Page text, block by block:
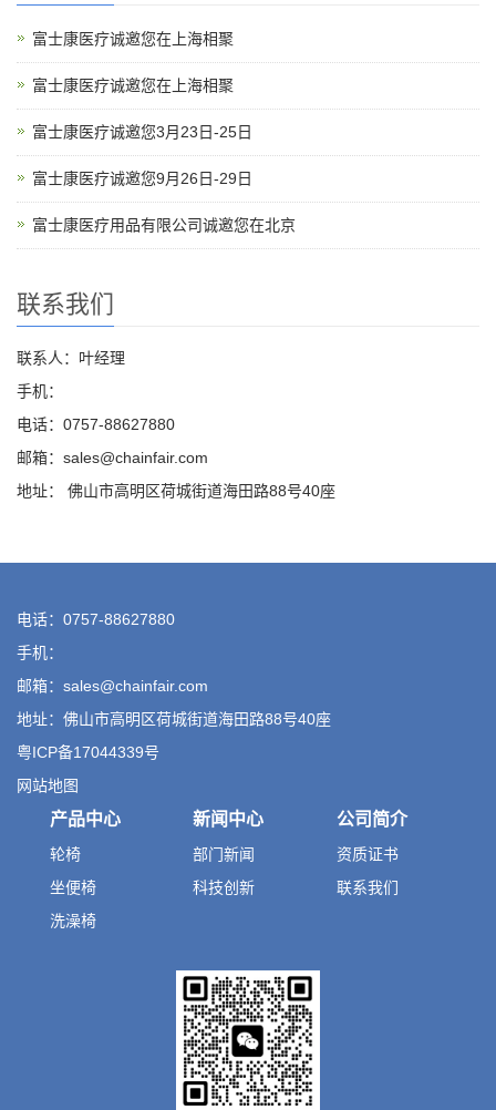
富士康医疗诚邀您在上海相聚
富士康医疗诚邀您在上海相聚
富士康医疗诚邀您3月23日-25日
富士康医疗诚邀您9月26日-29日
富士康医疗用品有限公司诚邀您在北京
联系我们
联系人：叶经理
手机：
电话：0757-88627880
邮箱：sales@chainfair.com
地址： 佛山市高明区荷城街道海田路88号40座
电话：0757-88627880
手机：
邮箱：sales@chainfair.com
地址：佛山市高明区荷城街道海田路88号40座
粤ICP备17044339号
网站地图
产品中心
轮椅
坐便椅
洗澡椅
新闻中心
部门新闻
科技创新
公司简介
资质证书
联系我们